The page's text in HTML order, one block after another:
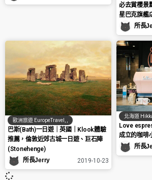
必去賞櫻景
星巴克旗艦
所長
歐洲旅遊 EuropeTravel , ,
巴斯(Bath)一日遊｜英國｜Klook體驗
推薦，倫敦近郊古城一日遊、巨石陣
(Stonehenge)
所長Jerry
2019-10-23
北海道
Love
成立的咖啡
所長